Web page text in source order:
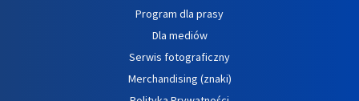
Program dla prasy
Dla mediów
Serwis fotograficzny
Merchandising (znaki)